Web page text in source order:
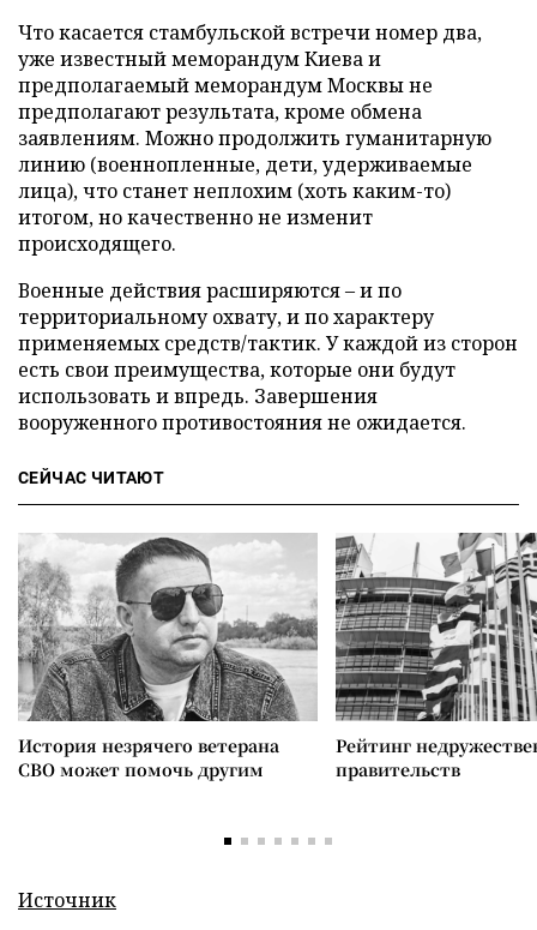
Что касается стамбульской встречи номер два,
уже известный меморандум Киева и
предполагаемый меморандум Москвы не
предполагают результата, кроме обмена
заявлениям. Можно продолжить гуманитарную
линию (военнопленные, дети, удерживаемые
лица), что станет неплохим (хоть каким-то)
итогом, но качественно не изменит
происходящего.
Военные действия расширяются – и по
территориальному охвату, и по характеру
применяемых средств/тактик. У каждой из сторон
есть свои преимущества, которые они будут
использовать и впредь. Завершения
вооруженного противостояния не ожидается.
СЕЙЧАС ЧИТАЮТ
История незрячего ветерана
СВО может помочь другим
Рейтинг
правительств
Источник